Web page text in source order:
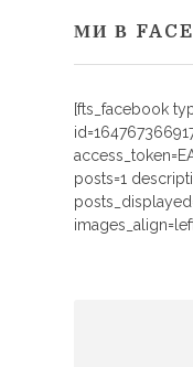
МИ В
[fts_facebook
posts=1